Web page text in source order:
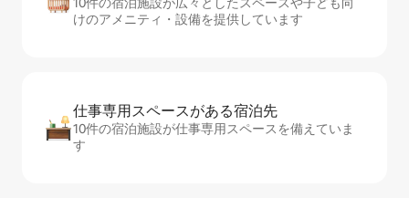
けのアメニティ・設備を提供しています
仕事専用ス⁠ペ⁠ー⁠スがあ⁠る宿⁠泊⁠先
10件の宿泊施設が仕事専用スペースを備えていま
す